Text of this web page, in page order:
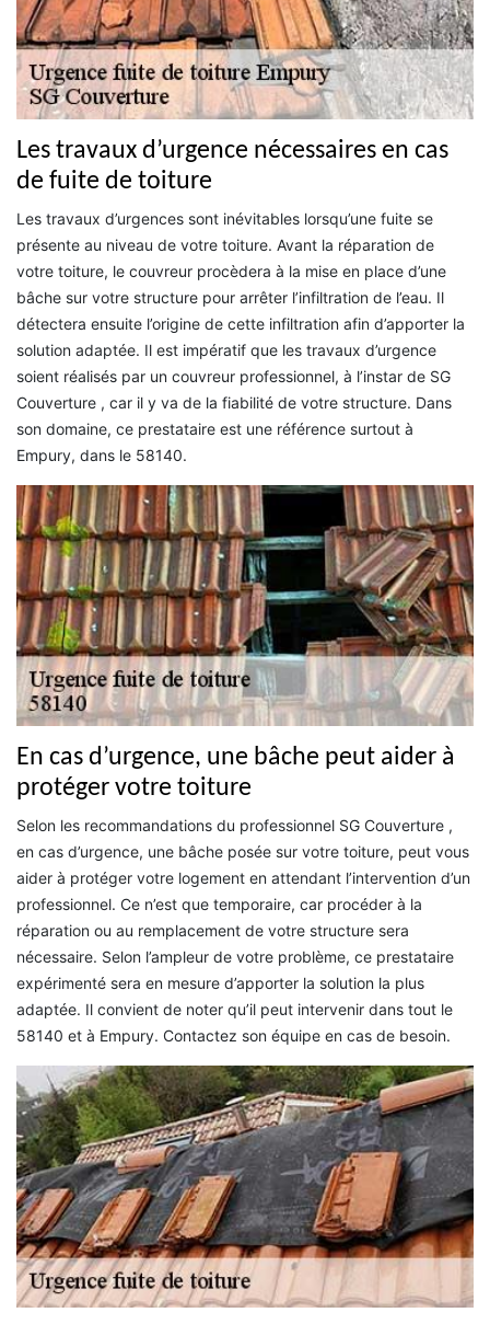
Les travaux d’urgence nécessaires en cas
de fuite de toiture
Les travaux d’urgences sont inévitables lorsqu’une fuite se
présente au niveau de votre toiture. Avant la réparation de
votre toiture, le couvreur procèdera à la mise en place d’une
bâche sur votre structure pour arrêter l’infiltration de l’eau. Il
détectera ensuite l’origine de cette infiltration afin d’apporter la
solution adaptée. Il est impératif que les travaux d’urgence
soient réalisés par un couvreur professionnel, à l’instar de SG
Couverture , car il y va de la fiabilité de votre structure. Dans
son domaine, ce prestataire est une référence surtout à
Empury, dans le 58140.
En cas d’urgence, une bâche peut aider à
protéger votre toiture
Selon les recommandations du professionnel SG Couverture ,
en cas d’urgence, une bâche posée sur votre toiture, peut vous
aider à protéger votre logement en attendant l’intervention d’un
professionnel. Ce n’est que temporaire, car procéder à la
réparation ou au remplacement de votre structure sera
nécessaire. Selon l’ampleur de votre problème, ce prestataire
expérimenté sera en mesure d’apporter la solution la plus
adaptée. Il convient de noter qu’il peut intervenir dans tout le
58140 et à Empury. Contactez son équipe en cas de besoin.